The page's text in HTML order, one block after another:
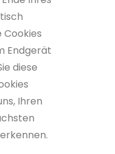
Endgerät
diese
Ihren